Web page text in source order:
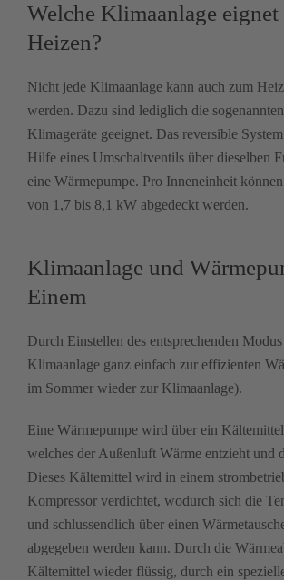
Welche Klimaanlage eignet
Heizen?
Nicht jede Klimaanlage kann auch zum
werden. Dazu sind lediglich die
Klimageräte geeignet. Das reversible
Hilfe eines Umschaltventils über dieselben
eine Wärmepumpe. Pro Inneneinheit
von 1,7 bis 8,1 kW abgedeckt werden.
Klimaanlage und
Einem
Durch Einstellen des entsprechenden
Klimaanlage ganz einfach zur effizienten
im Sommer wieder zur Klimaanlage).
Eine Wärmepumpe wird über ein
welches der Außenluft Wärme entzieht und
Dieses Kältemittel wird in einem
Kompressor verdichtet, wodurch sich die
und schlussendlich über einen
abgegeben werden kann. Durch die
Kältemittel wieder flüssig, durch ein